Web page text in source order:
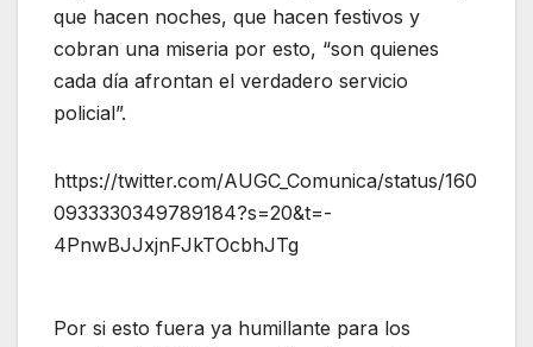
que hacen noches, que hacen festivos y
cobran una miseria por esto, “son quienes
cada día afrontan el verdadero servicio
policial”.
https://twitter.com/AUGC_Comunica/status/160
0933330349789184?s=20&t=-
4PnwBJJxjnFJkTOcbhJTg
Por si esto fuera ya humillante para los